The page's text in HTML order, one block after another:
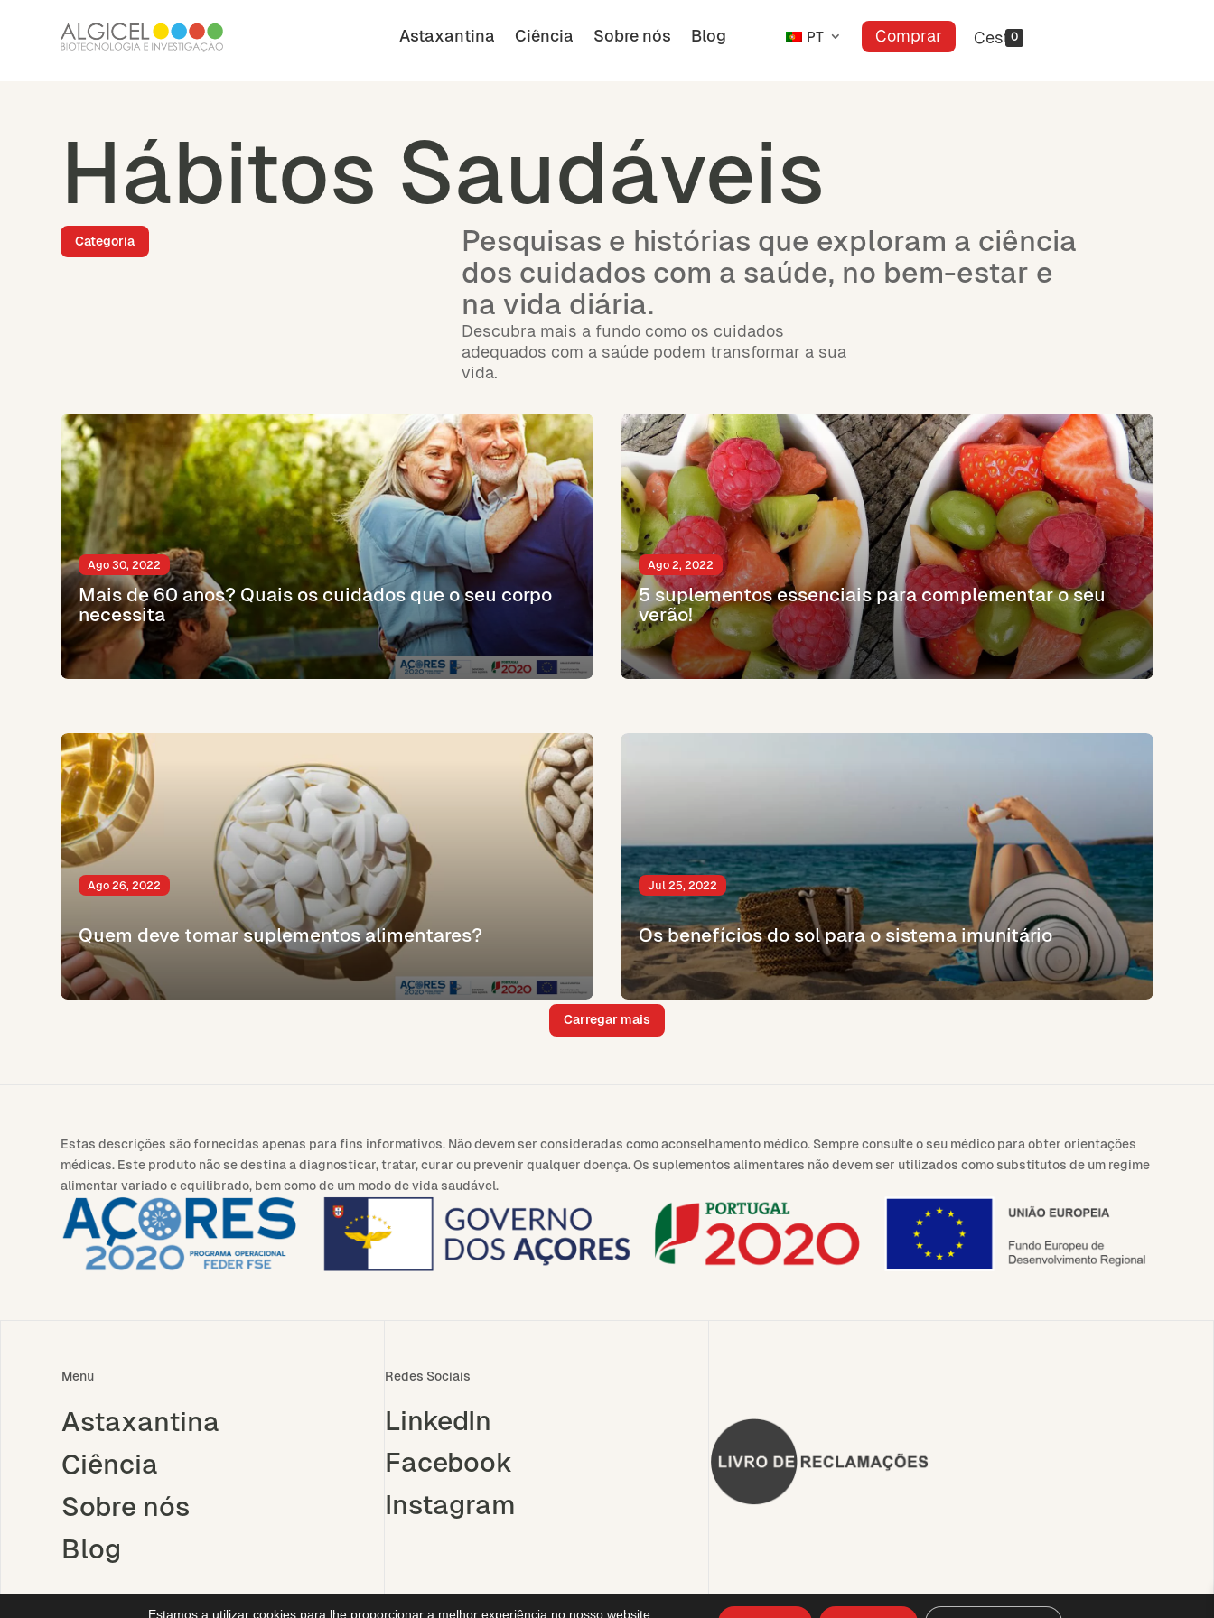
Astaxantina Ciência Sobre nós Blog PT Comprar 0
Hábitos Saudáveis
Categoria
Pesquisas e histórias que exploram a ciência
dos cuidados com a saúde, no bem-estar e
na vida diária.
Descubra mais a fundo como os cuidados
adequados com a saúde podem transformar a sua
vida.
Mais de 60 anos? Quais os cuidados que o seu corpo
necessita
Ago 30, 2022
Quem deve tomar suplementos alimentares?
Ago 26, 2022
5 suplementos essenciais para complementar o seu
verão!
Ago 2, 2022
Os benefícios do sol para o sistema imunitário
Jul 25, 2022
Carregar mais
Estas descrições são fornecidas apenas para fins informativos. Não devem ser consideradas como aconselhamento médico. Sempre consulte o seu médico para obter orientações
médicas. Este produto não se destina a diagnosticar, tratar, curar ou prevenir qualquer doença. Os suplementos alimentares não devem ser utilizados como substitutos de um regime
alimentar variado e equilibrado, bem como de um modo de vida saudável.
Menu
Astaxantina
Ciência
Sobre nós
Blog
Redes Sociais
LinkedIn
Facebook
Instagram
Estamos a utilizar cookies para lhe proporcionar a melhor experiência no nosso website.